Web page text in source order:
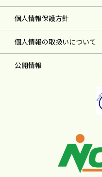
個人情報保護方針
個人情報の取扱いについて
公開情報